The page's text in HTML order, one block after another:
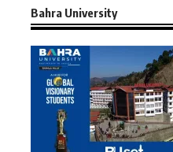
Bahra University